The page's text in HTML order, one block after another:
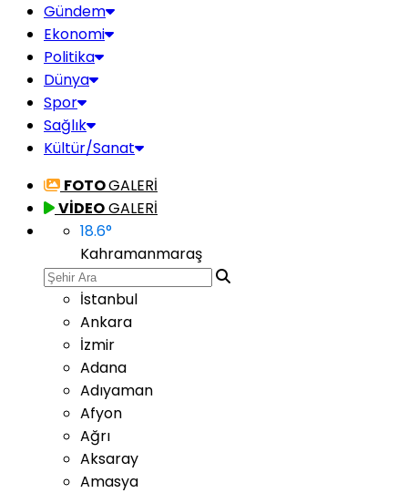
Gündem
Ekonomi
Politika
Dünya
Spor
Sağlık
Kültür/Sanat
FOTOGALERİ
VİDEOGALERİ
18.6°
Kahramanmaraş
İstanbul
Ankara
İzmir
Adana
Adıyaman
Afyon
Ağrı
Aksaray
Amasya